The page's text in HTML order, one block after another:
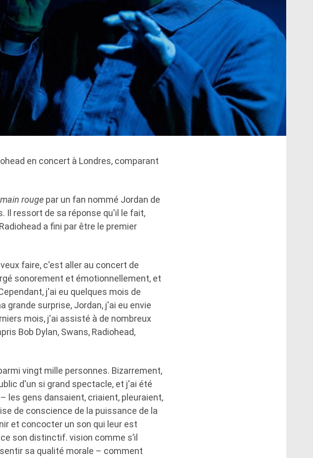
en concert à Londres, comparant
rouge par un fan nommé Jordan de
Il ressort de sa réponse qu'il le fait,
a fini par être le premier
faire, c'est aller au concert de
sonorement et émotionnellement, et
j'ai eu quelques mois de
grande surprise, Jordan, j'ai eu envie
mois, j'ai assisté à de nombreux
Bob Dylan, Swans, Radiohead,
vingt mille personnes. Bizarrement,
d'un si grand spectacle, et j'ai été
les gens dansaient, criaient, pleuraient,
de conscience de la puissance de la
et concocter un son qui leur est
son distinctif. vision comme s’il
sa qualité morale – comment